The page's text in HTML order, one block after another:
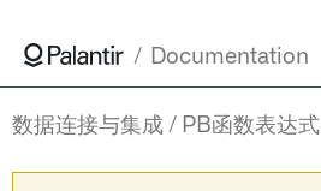
Documentation
数据连接与集成 PB函数表达式